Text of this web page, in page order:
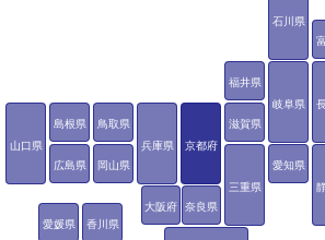
石川県
福井県
岐阜県
愛知県
三重県
滋賀県
京都府
大阪府
兵庫県
奈良県
鳥取県
島根県
岡山県
広島県
山口県
香川県
愛媛県